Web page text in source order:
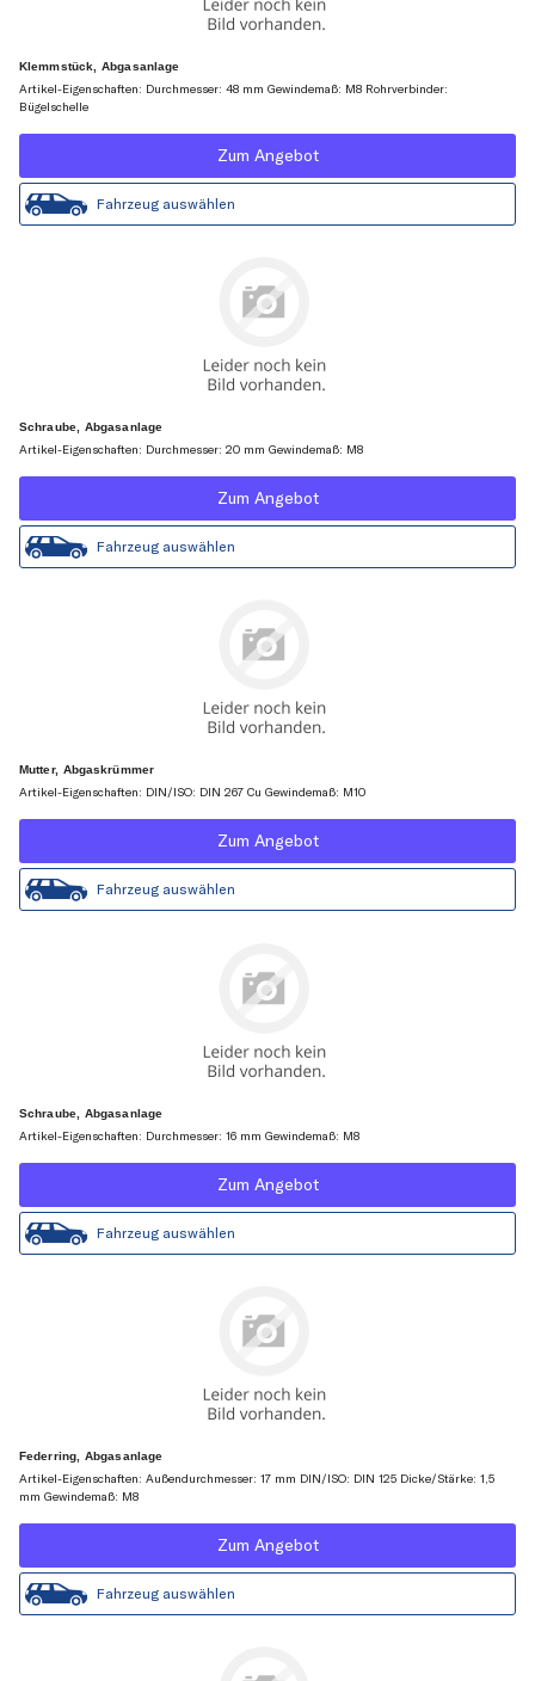
Klemmstück, Abgasanlage
Artikel-Eigenschaften: Durchmesser: 48 mm Gewindemaß: M8 Rohrverbinder:
Bügelschelle
Zum Angebot
Fahrzeug auswählen
Schraube, Abgasanlage
Artikel-Eigenschaften: Durchmesser: 20 mm Gewindemaß: M8
Zum Angebot
Fahrzeug auswählen
Mutter, Abgaskrümmer
Artikel-Eigenschaften: DIN/ISO: DIN 267 Cu Gewindemaß: M10
Zum Angebot
Fahrzeug auswählen
Schraube, Abgasanlage
Artikel-Eigenschaften: Durchmesser: 16 mm Gewindemaß: M8
Zum Angebot
Fahrzeug auswählen
Federring, Abgasanlage
Artikel-Eigenschaften: Außendurchmesser: 17 mm DIN/ISO: DIN 125 Dicke/Stärke: 1,5
mm Gewindemaß: M8
Zum Angebot
Fahrzeug auswählen